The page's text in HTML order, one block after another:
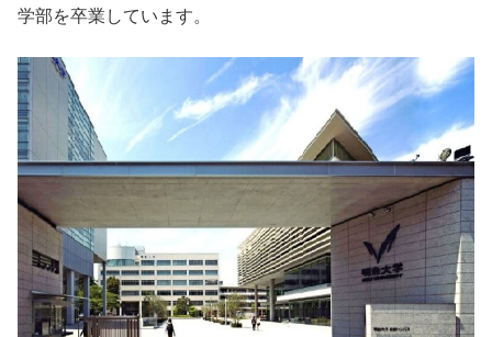
学部を卒業しています。